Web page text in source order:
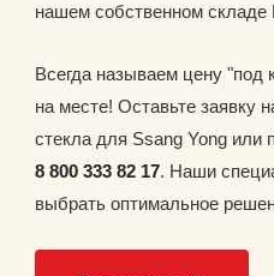
нашем собственном складе
Всегда называем цену "под
на месте! Оставьте заявку
стекла для Ssang Yong или
8 800 333 82 17. Наши
выбрать оптимальное